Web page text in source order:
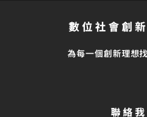
數位社會創
為每一個創新理想
聯絡